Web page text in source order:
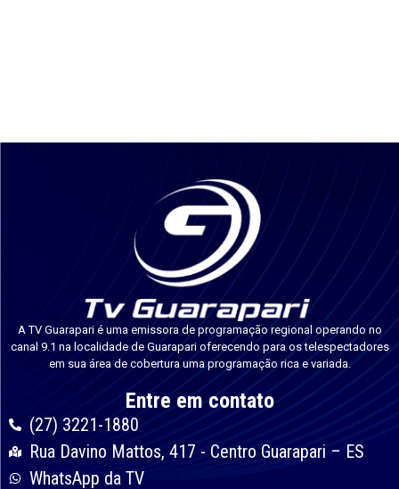
A TV Guarapari é uma emissora de programação regional operando no
canal 9.1 na localidade de Guarapari oferecendo para os telespectadores
em sua área de cobertura uma programação rica e variada.
Entre em contato
(27) 3221-1880
Rua Davino Mattos, 417 - Centro Guarapari – ES
WhatsApp da TV